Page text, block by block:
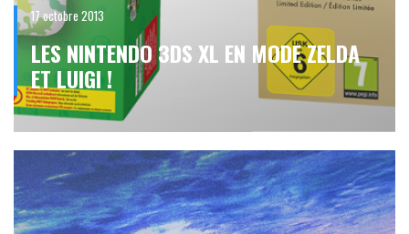
17 octobre 2013
LES NINTENDO 3DS XL EN MODE ZELDA
ET LUIGI !